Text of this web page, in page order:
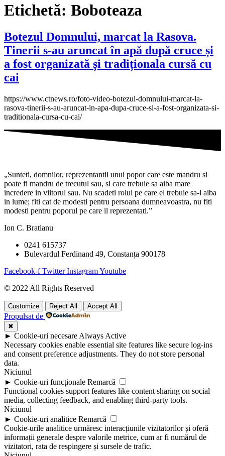
Etichetă: Boboteaza
Botezul Domnului, marcat la Rasova.
Tinerii s-au aruncat în apă după cruce și
a fost organizată și tradiționala cursă cu
cai
https://www.ctnews.ro/foto-video-botezul-domnului-marcat-la-
rasova-tinerii-s-au-aruncat-in-apa-dupa-cruce-si-a-fost-organizata-si-
traditionala-cursa-cu-cai/
„Sunteti, domnilor, reprezentantii unui popor care este mandru si
poate fi mandru de trecutul sau, si care trebuie sa aiba mare
incredere in viitorul sau. Nu scadeti rolul pe care el trebuie sa-l aiba
in lume; fiti cat de modesti pentru persoana dumneavoastra, nu fiti
modesti pentru poporul pe care il reprezentati.”
Ion C. Bratianu
0241 615737
Bulevardul Ferdinand 49, Constanța 900178
Facebook-f Twitter InstagramYoutube
© 2022 All Rights Reserved
Customize Reject All Accept All
Propulsat de
✖
► Cookie-uri necesare Always Active
Necessary cookies enable essential site features like secure log-ins
and consent preference adjustments. They do not store personal
data.
Niciunul
► Cookie-uri funcționale Remarcă
Functional cookies support features like content sharing on social
media, collecting feedback, and enabling third-party tools.
Niciunul
► Cookie-uri analitice Remarcă
Cookie-urile analitice urmăresc interacțiunile vizitatorilor și oferă
informații generale despre valorile metrice, cum ar fi numărul de
vizitatori, rata de respingere și sursele de trafic.